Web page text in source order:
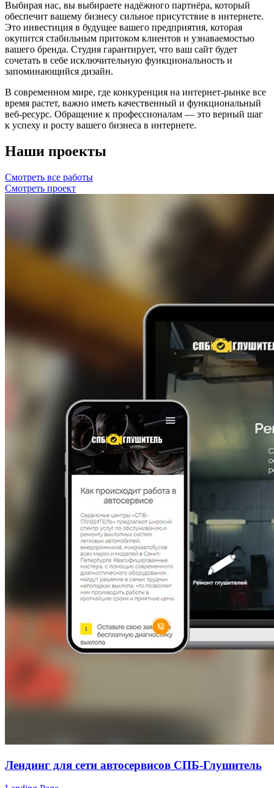
Выбирая нас, вы выбираете надёжного партнёра, который
обеспечит вашему бизнесу сильное присутствие в интернете.
Это инвестиция в будущее вашего предприятия, которая
окупится стабильным притоком клиентов и узнаваемостью
вашего бренда. Студия гарантирует, что ваш сайт будет
сочетать в себе исключительную функциональность и
запоминающийся дизайн.
В современном мире, где конкуренция на интернет-рынке все
время растет, важно иметь качественный и функциональный
веб-ресурс. Обращение к профессионалам — это верный шаг
к успеху и росту вашего бизнеса в интернете.
Наши проекты
Смотреть все работы
Смотреть проект
Лендинг для сети автосервисов СПБ-Глушитель